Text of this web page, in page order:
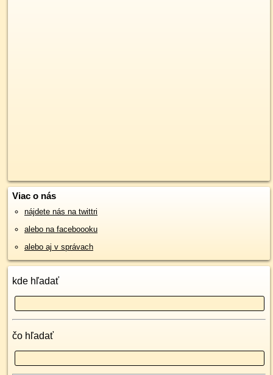
Viac o nás
nájdete nás na twittri
alebo na faceboooku
alebo aj v správach
kde hľadať
čo hľadať